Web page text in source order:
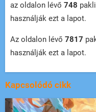
az oldalon lévő 748
használják ezt a lapot.
Az oldalon lévő 7817
használják ezt a lapot.
Kapcsolódó cikk